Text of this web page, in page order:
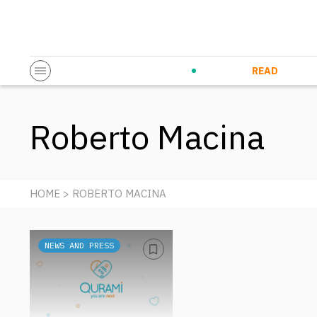
READ
Roberto Macina
HOME > ROBERTO MACINA
NEWS AND PRESS